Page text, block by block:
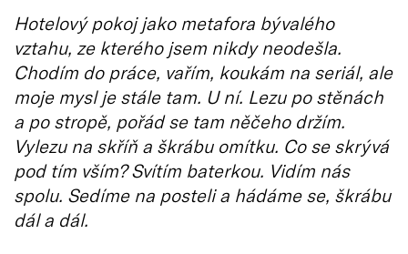
Hotelový pokoj jako metafora bývalého
vztahu, ze kterého jsem nikdy neodešla.
Chodím do práce, vařím, koukám na seriál, ale
moje mysl je stále tam. U ní. Lezu po stěnách
a po stropě, pořád se tam něčeho držím.
Vylezu na skříň a škrábu omítku. Co se skrývá
pod tím vším? Svítím baterkou. Vidím nás
spolu. Sedíme na posteli a hádáme se, škrábu
dál a dál.